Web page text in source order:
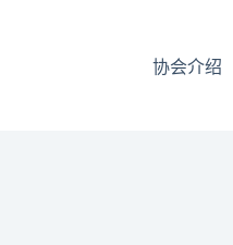
协会介绍